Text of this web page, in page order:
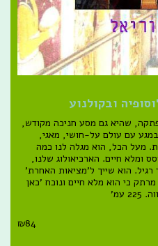
ובקולנוע
שהיא גם מסע חניכה מקודש,
עם עולם על-חושי, מאגי,
מעל הכל, הוא מגלה לנו כמה
ומלא חיים. הארכיאולוג שלנו,
הוא שייך ל'מציאות האחרת'
כי הוא מלא חיים ונוכח 'כאן
עמ'
₪84